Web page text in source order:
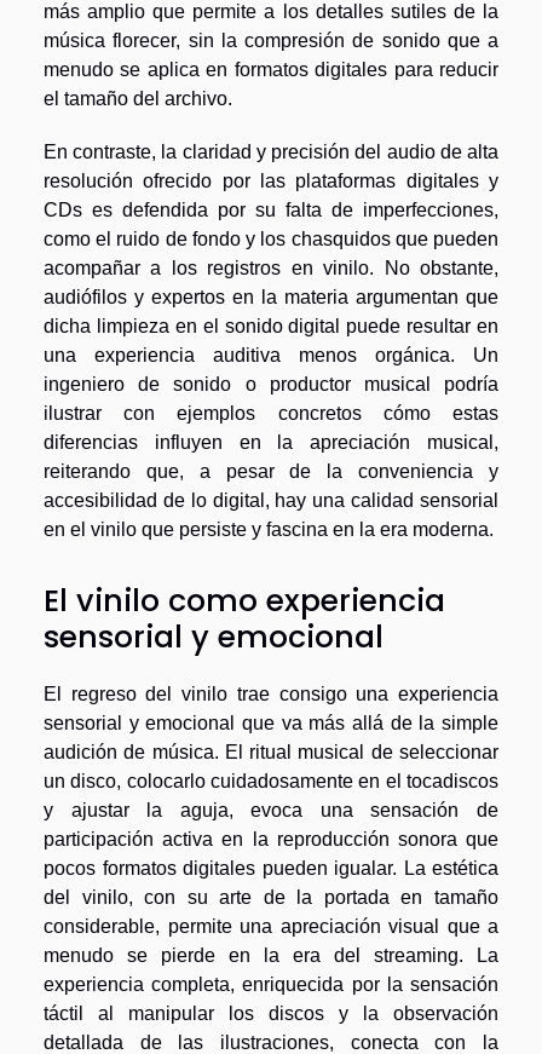
más amplio que permite a los detalles sutiles de la
música florecer, sin la compresión de sonido que a
menudo se aplica en formatos digitales para reducir
el tamaño del archivo.
En contraste, la claridad y precisión del audio de alta
resolución ofrecido por las plataformas digitales y
CDs es defendida por su falta de imperfecciones,
como el ruido de fondo y los chasquidos que pueden
acompañar a los registros en vinilo. No obstante,
audiófilos y expertos en la materia argumentan que
dicha limpieza en el sonido digital puede resultar en
una experiencia auditiva menos orgánica. Un
ingeniero de sonido o productor musical podría
ilustrar con ejemplos concretos cómo estas
diferencias influyen en la apreciación musical,
reiterando que, a pesar de la conveniencia y
accesibilidad de lo digital, hay una calidad sensorial
en el vinilo que persiste y fascina en la era moderna.
El vinilo como experiencia
sensorial y emocional
El regreso del vinilo trae consigo una experiencia
sensorial y emocional que va más allá de la simple
audición de música. El ritual musical de seleccionar
un disco, colocarlo cuidadosamente en el tocadiscos
y ajustar la aguja, evoca una sensación de
participación activa en la reproducción sonora que
pocos formatos digitales pueden igualar. La estética
del vinilo, con su arte de la portada en tamaño
considerable, permite una apreciación visual que a
menudo se pierde en la era del streaming. La
experiencia completa, enriquecida por la sensación
táctil al manipular los discos y la observación
detallada de las ilustraciones, conecta con la